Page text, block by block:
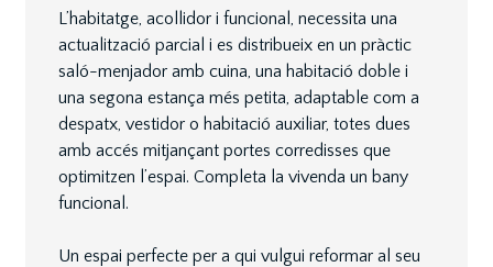
L’habitatge, acollidor i funcional, necessita una
actualització parcial i es distribueix en un pràctic
saló-menjador amb cuina, una habitació doble i
una segona estança més petita, adaptable com a
despatx, vestidor o habitació auxiliar, totes dues
amb accés mitjançant portes corredisses que
optimitzen l’espai. Completa la vivenda un bany
funcional.
Un espai perfecte per a qui vulgui reformar al seu